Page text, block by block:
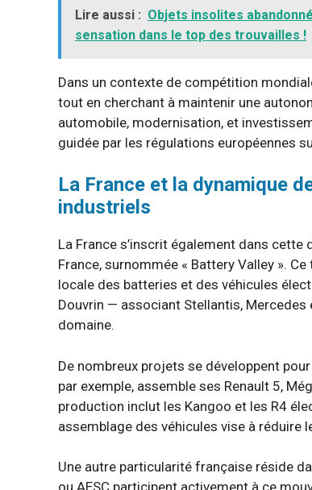
Lire aussi : Objets insolites
sensation dans le top des trouvailles !
Dans un contexte de compétition
tout en cherchant à maintenir une
automobile, modernisation, et
guidée par les régulations européennes
La France et la dynamique
industriels
La France s’inscrit également dans
France, surnommée « Battery Valley ».
locale des batteries et des véhicules
Douvrin — associant Stellantis,
domaine.
De nombreux projets se développent
par exemple, assemble ses Renault 5,
production inclut les Kangoo et les R4
assemblage des véhicules vise à
Une autre particularité française réside
ou AESC participent activement à ce